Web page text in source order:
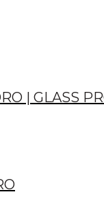
| GLASS